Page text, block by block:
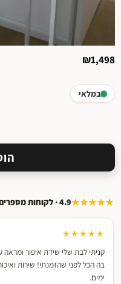
₪1,498
במלאי
★★★★★4.9 · לקוחות מספרים
★★★★★
קניתי לבת שלי שידת איפור
ימים.